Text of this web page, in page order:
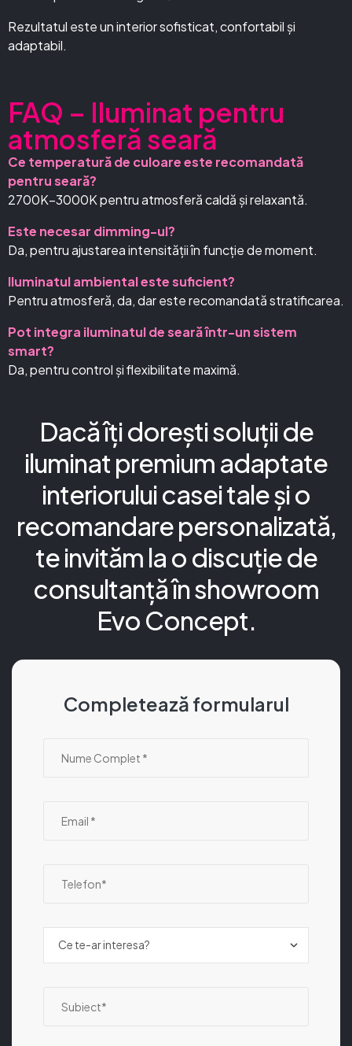
Rezultatul este un interior sofisticat, confortabil și
adaptabil.
FAQ – Iluminat pentru
atmosferă seară
Ce temperatură de culoare este recomandată
pentru seară?
2700K–3000K pentru atmosferă caldă și relaxantă.
Este necesar dimming-ul?
Da, pentru ajustarea intensității în funcție de moment.
Iluminatul ambiental este suficient?
Pentru atmosferă, da, dar este recomandată stratificarea.
Pot integra iluminatul de seară într-un sistem
smart?
Da, pentru control și flexibilitate maximă.
Dacă îți dorești soluții de
iluminat premium adaptate
interiorului casei tale și o
recomandare personalizată,
te invităm la o discuție de
consultanță în showroom
Evo Concept.
Completează formularul